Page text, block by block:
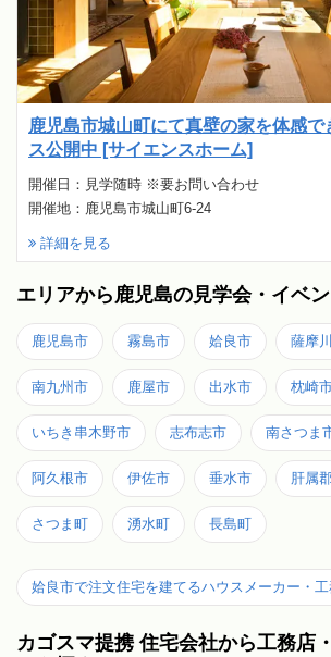
鹿児島市城山町にて真壁の家を体感で
ス公開中 [サイエンスホーム]
開催日：見学随時 ※要お問い合わせ
開催地：鹿児島市城山町6-24
詳細を見る
エリアから鹿児島の見学会・イベ
鹿児島市 霧島市 姶良市 薩摩
南九州市 鹿屋市 出水市 枕崎
いちき串木野市 志布志市 南さつま
阿久根市 伊佐市 垂水市 肝属
さつま町 湧水町 長島町
姶良市で注文住宅を建てるハウスメーカー・
カゴスマ提携 住宅会社から工務店